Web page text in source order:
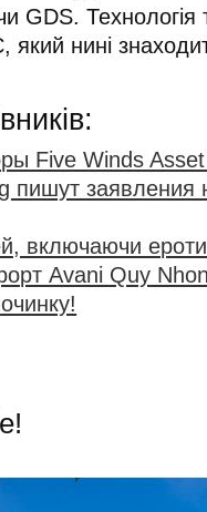
GDS. Технологія
нині
Five Winds
пишут
включаючи
Avani Quy